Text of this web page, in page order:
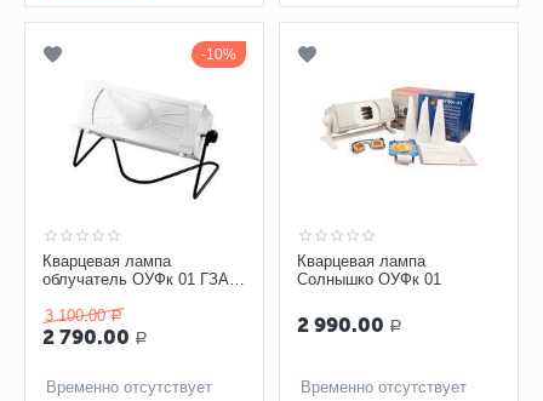
10%
Кварцевая лампа
облучатель ОУФк 01 ГЗАС
"Стандарт"
3 100.00 Р
2 790.00 Р
Временно отсутствует
Кварцевая лампа
Солнышко ОУФк 01
2 990.00 Р
Временно отсутствует